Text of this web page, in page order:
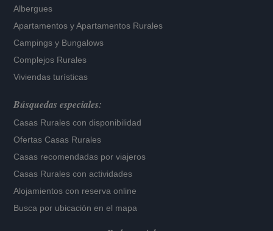
Albergues
Apartamentos yApartamentos Rurales
Campings y Bungalows
Complejos Rurales
Viviendas turísticas
Búsquedas especiales:
Casas Rurales con disponibilidad
Ofertas Casas Rurales
Casas recomendadas por viajeros
Casas Rurales con actividades
Alojamientos con reserva online
Busca por ubicación en el mapa